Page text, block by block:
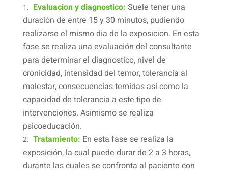
Evaluacion y diagnostico: Suele tener una
duración de entre 15 y 30 minutos, pudiendo
realizarse el mismo dia de la exposicion. En esta
fase se realiza una evaluación del consultante
para determinar el diagnostico, nivel de
cronicidad, intensidad del temor, tolerancia al
malestar, consecuencias temidas asi como la
capacidad de tolerancia a este tipo de
intervenciones. Asimismo se realiza
psicoeducación.
Tratamiento: En esta fase se realiza la
exposición, la cual puede durar de 2 a 3 horas,
durante las cuales se confronta al paciente con